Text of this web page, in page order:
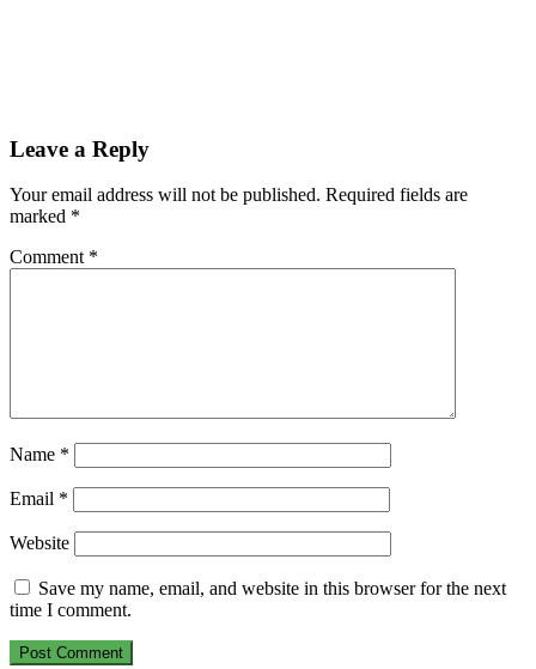
Leave a Reply
Your email address will not be published. Required fields are
marked *
Comment *
Name *
Email *
Website
Save my name, email, and website in this browser for the next
time I comment.